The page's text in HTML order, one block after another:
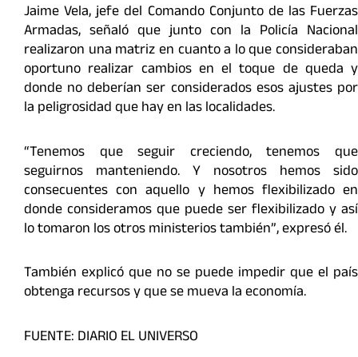
Jaime Vela, jefe del Comando Conjunto de las Fuerzas
Armadas, señaló que junto con la Policía Nacional
realizaron una matriz en cuanto a lo que consideraban
oportuno realizar cambios en el toque de queda y
donde no deberían ser considerados esos ajustes por
la peligrosidad que hay en las localidades.
“Tenemos que seguir creciendo, tenemos que
seguirnos manteniendo. Y nosotros hemos sido
consecuentes con aquello y hemos flexibilizado en
donde consideramos que puede ser flexibilizado y así
lo tomaron los otros ministerios también”, expresó él.
También explicó que no se puede impedir que el país
obtenga recursos y que se mueva la economía.
FUENTE: DIARIO EL UNIVERSO